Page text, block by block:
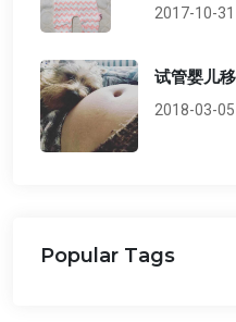
2017-10-31
试管婴儿
2018-03-05
Popular Tags